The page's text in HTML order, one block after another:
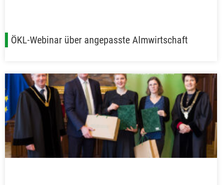
ÖKL-Webinar über angepasste Almwirtschaft